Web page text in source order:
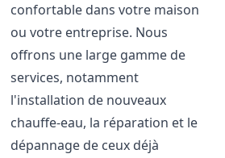
confortable dans votre maison
ou votre entreprise. Nous
offrons une large gamme de
services, notamment
l'installation de nouveaux
chauffe-eau, la réparation et le
dépannage de ceux déjà